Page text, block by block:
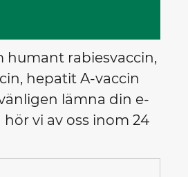
humant rabiesvaccin,
hepatit A-vaccin
lämna din e-
hör vi av oss inom 24